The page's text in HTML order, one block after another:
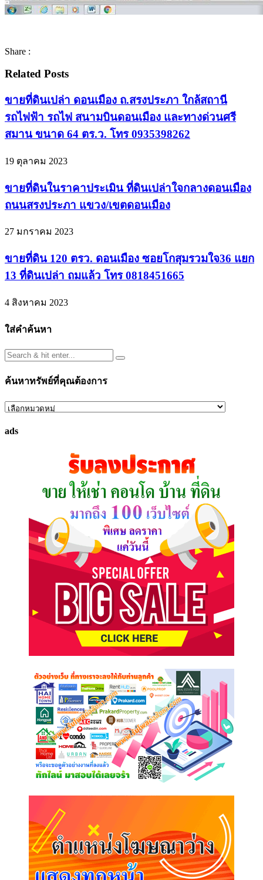
Share :
Related Posts
ขายที่ดินเปล่า ดอนเมือง ถ.สรงประภา ใกล้สถานี
รถไฟฟ้า รถไฟ สนามบินดอนเมือง และทางด่วนศรี
สมาน ขนาด 64 ตร.ว. โทร 0935398262
19 ตุลาคม 2023
ขายที่ดินในราคาประเมิน ที่ดินเปล่าใจกลางดอนเมือง
ถนนสรงประภา​ แขวง/เขตดอนเมือง
27 มกราคม 2023
ขายที่ดิน 120 ตรว. ดอนเมือง ซอยโกสุมรวมใจ36 แยก
13 ที่ดินเปล่า ถมแล้ว โทร 0818451665
4 สิงหาคม 2023
ใส่คำค้นหา
ค้นหาทรัพย์ที่คุณต้องการ
ค้นหา
ที่
ads